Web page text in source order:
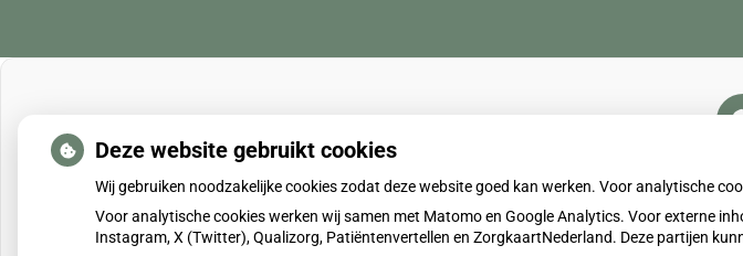
externe inhoud
die
Cookie-
Deze website gebruikt cookies
Wij gebruiken noodzakelijke cookies zodat deze website goed kan werken. Voor analytische
Voor analytische cookies werken wij samen met Matomo en Google Analytics. Voor externe
Instagram, X (Twitter), Qualizorg, Patiëntenvertellen en ZorgkaartNederland. Deze partijen